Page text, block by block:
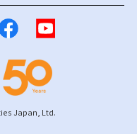
Japan, Ltd.